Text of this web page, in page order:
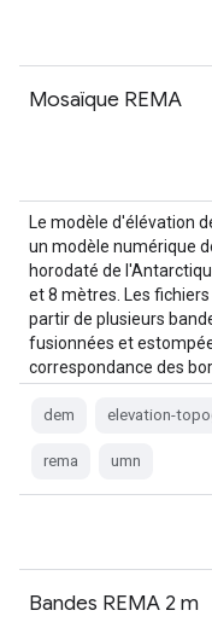
Mosaïque REMA
Le modèle d'élévation
un modèle numérique
horodaté de
et 8 mètres. Les
partir de plusieurs
fusionnées et
correspondance des
dem elevation-
rema umn
Bandes REMA 2 m